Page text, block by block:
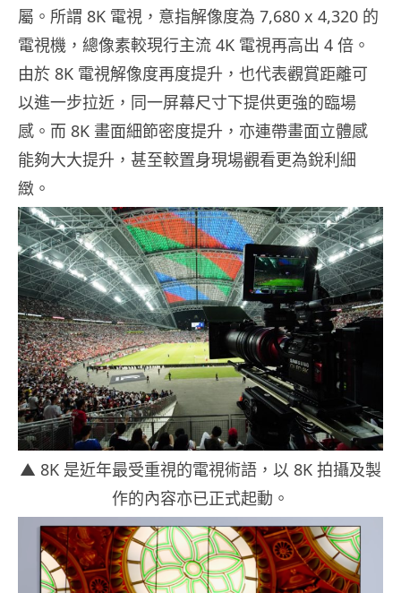
屬。所謂 8K 電視，意指解像度為 7,680 x 4,320 的
電視機，總像素較現行主流 4K 電視再高出 4 倍。
由於 8K 電視解像度再度提升，也代表觀賞距離可
以進一步拉近，同一屏幕尺寸下提供更強的臨場
感。而 8K 畫面細節密度提升，亦連帶畫面立體感
能夠大大提升，甚至較置身現場觀看更為銳利細
緻。
▲ 8K 是近年最受重視的電視術語，以 8K 拍攝及製
作的內容亦已正式起動。